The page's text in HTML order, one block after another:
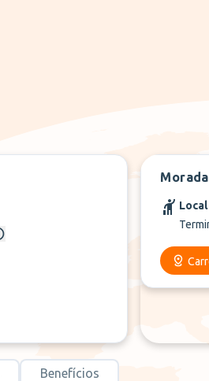
Morada
Benefícios